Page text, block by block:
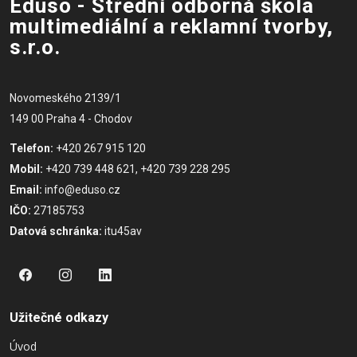
Eduso - Střední odborná škola
multimediální a reklamní tvorby,
s.r.o.
Novomeského 2139/1
149 00 Praha 4 - Chodov
Telefon: +420 267 915 120
Mobil: +420 739 448 621, +420 739 228 295
Email: info@eduso.cz
IČO: 27185753
Datová schránka: itu45av
Užitečné odkazy
Úvod